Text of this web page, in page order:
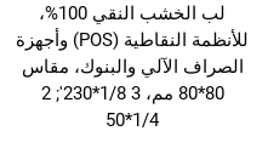
لب الخشب النقي 100%،
للأنظمة النقاطية (POS) وأجهزة
الصراف الآلي والبنوك، مقاس
80*80 مم، 3 1/8*230'; 2
1/4*50